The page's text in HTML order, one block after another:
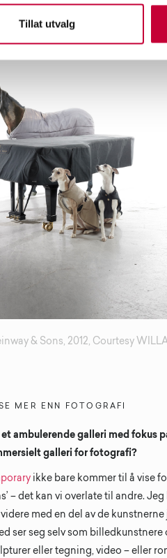
Tillat utvalg
& Sons, 2012, Courtesy
MER ENN FOTOGRAFI
et ambulerende galleri med fokus
galleri for fotografi?
ikke bare kommer til å vise
– det kan vi overlate til andre.
med en del av de
ser seg selv som
eller tegning, video – eller